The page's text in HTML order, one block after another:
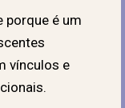
porque é um
vínculos e